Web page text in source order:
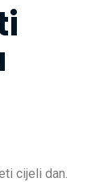
cijeli dan.